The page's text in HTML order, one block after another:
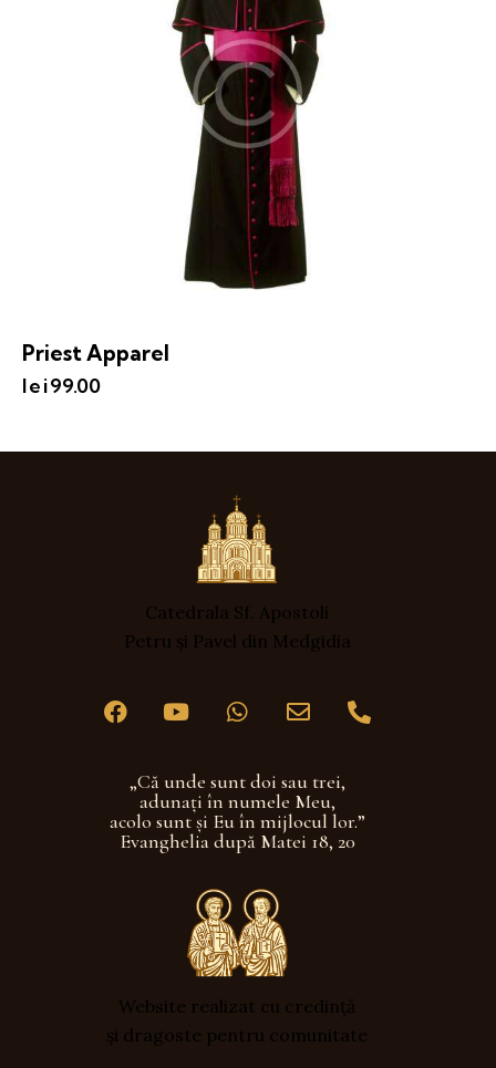
Priest Apparel
lei99.00
Catedrala Sf. Apostoli
Petru și Pavel din Medgidia
„Că unde sunt doi sau trei,
adunaţi în numele Meu,
acolo sunt şi Eu în mijlocul lor.”
Evanghelia după Matei 18, 20
Website realizat cu credință
și dragoste pentru comunitate